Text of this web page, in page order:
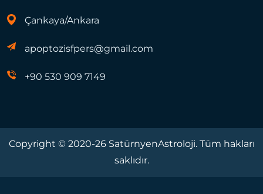
Çankaya/Ankara
apoptozisfpers@gmail.com
+90 530 909 7149
Copyright © 2020-26 SatürnyenAstroloji. Tüm hakları
saklıdır.